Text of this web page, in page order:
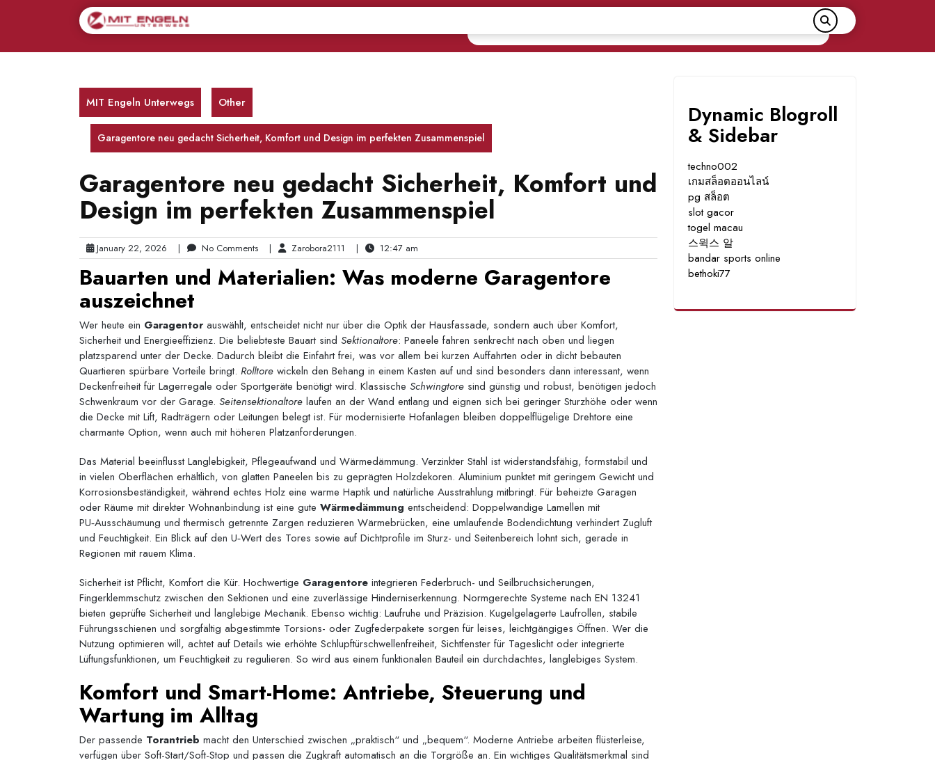
MIT Engeln Unterwegs Other
Garagentore neu gedacht Sicherheit, Komfort und Design im perfekten Zusammenspiel
Garagentore neu gedacht Sicherheit, Komfort und
Design im perfekten Zusammenspiel
January 22, 2026 | No Comments | Zarobora2111 | 12:47 am
Bauarten und Materialien: Was moderne Garagentore
auszeichnet
Wer heute ein Garagentor auswählt, entscheidet nicht nur über die Optik der Hausfassade, sondern auch über Komfort,
Sicherheit und Energieeffizienz. Die beliebteste Bauart sind Sektionaltore: Paneele fahren senkrecht nach oben und liegen
platzsparend unter der Decke. Dadurch bleibt die Einfahrt frei, was vor allem bei kurzen Auffahrten oder in dicht bebauten
Quartieren spürbare Vorteile bringt. Rolltore wickeln den Behang in einem Kasten auf und sind besonders dann interessant, wenn
Deckenfreiheit für Lagerregale oder Sportgeräte benötigt wird. Klassische Schwingtore sind günstig und robust, benötigen jedoch
Schwenkraum vor der Garage. Seitensektionaltore laufen an der Wand entlang und eignen sich bei geringer Sturzhöhe oder wenn
die Decke mit Lift, Radträgern oder Leitungen belegt ist. Für modernisierte Hofanlagen bleiben doppel­flügelige Drehtore eine
charmante Option, wenn auch mit höheren Platzanforderungen.
Das Material beeinflusst Langlebigkeit, Pflegeaufwand und Wärmedämmung. Verzinkter Stahl ist widerstandsfähig, formstabil und
in vielen Oberflächen erhältlich, von glatten Paneelen bis zu geprägten Holzdekoren. Aluminium punktet mit geringem Gewicht und
Korrosionsbeständigkeit, während echtes Holz eine warme Haptik und natürliche Ausstrahlung mitbringt. Für beheizte Garagen
oder Räume mit direkter Wohnanbindung ist eine gute Wärmedämmung entscheidend: Doppelwandige Lamellen mit
PU‑Ausschäumung und thermisch getrennte Zargen reduzieren Wärmebrücken, eine umlaufende Bodendichtung verhindert Zugluft
und Feuchtigkeit. Ein Blick auf den U‑Wert des Tores sowie auf Dichtprofile im Sturz- und Seitenbereich lohnt sich, gerade in
Regionen mit rauem Klima.
Sicherheit ist Pflicht, Komfort die Kür. Hochwertige Garagentore integrieren Federbruch- und Seilbruchsicherungen,
Fingerklemmschutz zwischen den Sektionen und eine zuverlässige Hinderniserkennung. Normgerechte Systeme nach EN 13241
bieten geprüfte Sicherheit und langlebige Mechanik. Ebenso wichtig: Laufruhe und Präzision. Kugelgelagerte Laufrollen, stabile
Führungsschienen und sorgfältig abgestimmte Torsions- oder Zugfederpakete sorgen für leises, leichtgängiges Öffnen. Wer die
Nutzung optimieren will, achtet auf Details wie erhöhte Schlupftürschwellenfreiheit, Sichtfenster für Tageslicht oder integrierte
Lüftungsfunktionen, um Feuchtigkeit zu regulieren. So wird aus einem funktionalen Bauteil ein durchdachtes, langlebiges System.
Komfort und Smart-Home: Antriebe, Steuerung und
Wartung im Alltag
Der passende Torantrieb macht den Unterschied zwischen „praktisch“ und „bequem“. Moderne Antriebe arbeiten flüsterleise,
verfügen über Soft-Start/Soft-Stop und passen die Zugkraft automatisch an die Torgröße an. Ein wichtiges Qualitätsmerkmal sind
Dynamic Blogroll
& Sidebar
techno002
เกมสล็อตออนไลน์
pg สล็อต
slot gacor
togel macau
스윅스 알
bandar sports online
bethoki77